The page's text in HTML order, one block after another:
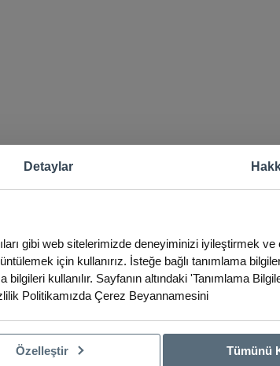
Detaylar
gibi web sitelerimizde deneyiminizi iyileştirmek
için kullanırız. İsteğe bağlı tanımlama
kullanılır. Sayfanın altındaki 'Tanımlama
Politikamızda Çerez Beyannamesini
Özelleştir Tümünü